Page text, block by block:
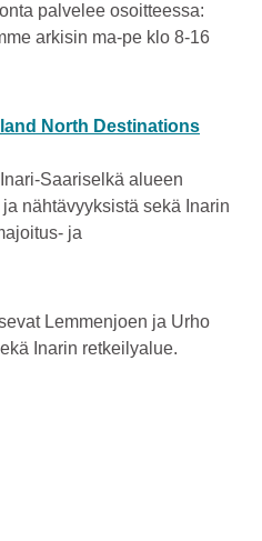
palvelee osoitteessa:
arkisin ma-pe klo 8-16
North Destinations
Saariselkä alueen
nähtävyyksistä sekä Inarin
ja
Lemmenjoen ja Urho
Inarin retkeilyalue.